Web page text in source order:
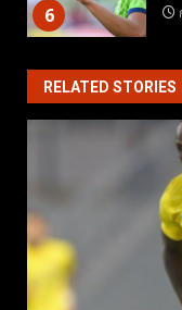
6
RELATED STORIES